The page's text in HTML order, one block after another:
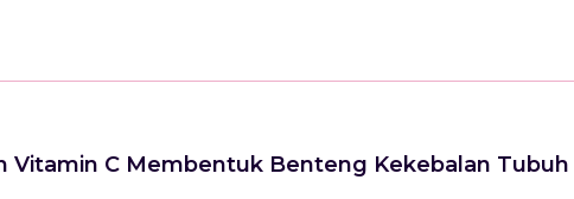
Vitamin C Membentuk Benteng Kekebalan Tubuh